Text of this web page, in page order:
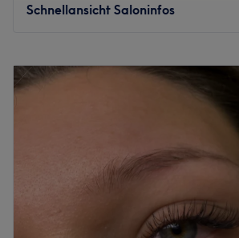
Schnellansicht Saloninfos
Dienstag
Strahlende und reine Haut zaubert dir
Team von Beauté Mannheim. Hier